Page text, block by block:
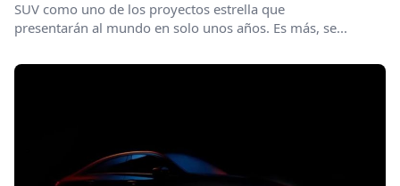
SUV como uno de los proyectos estrella que
presentarán al mundo en solo unos años. Es más, se...